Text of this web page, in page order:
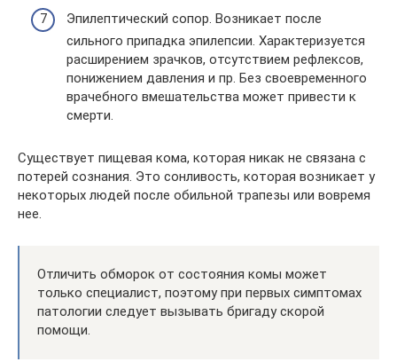
Эпилептический сопор. Возникает после
сильного припадка эпилепсии. Характеризуется
расширением зрачков, отсутствием рефлексов,
понижением давления и пр. Без своевременного
врачебного вмешательства может привести к
смерти.
Существует пищевая кома, которая никак не связана с
потерей сознания. Это сонливость, которая возникает у
некоторых людей после обильной трапезы или вовремя
нее.
Отличить обморок от состояния комы может
только специалист, поэтому при первых симптомах
патологии следует вызывать бригаду скорой
помощи.